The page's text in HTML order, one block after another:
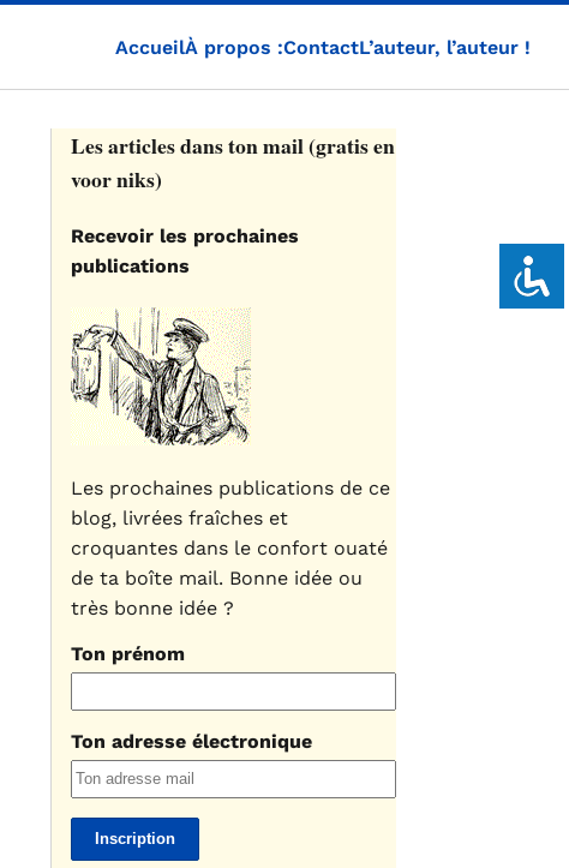
AccueilÀ propos :ContactL’auteur, l’auteur !
Les articles dans ton mail (gratis en
voor niks)
Recevoir les prochaines
publications
Les prochaines publications de ce
blog, livrées fraîches et
croquantes dans le confort ouaté
de ta boîte mail. Bonne idée ou
très bonne idée ?
Ton prénom
Ton adresse électronique